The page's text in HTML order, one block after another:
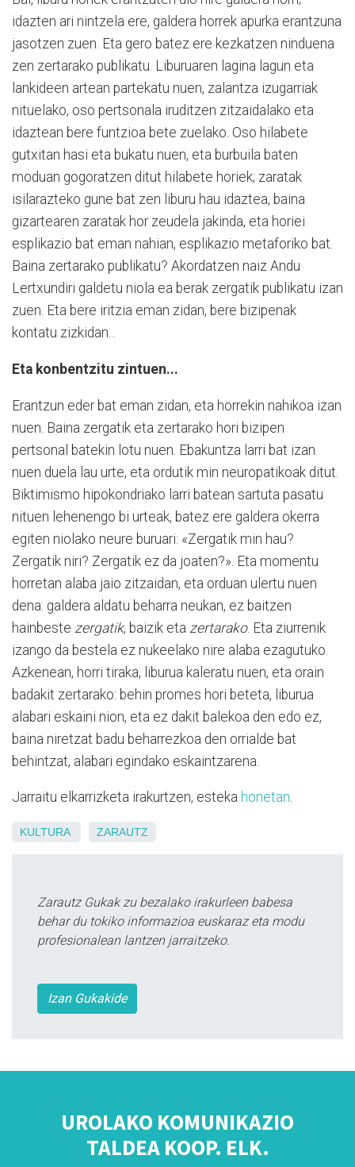
idazten ari nintzela ere, galdera horrek apurka erantzuna
jasotzen zuen. Eta gero batez ere kezkatzen ninduena
zen zertarako publikatu. Liburuaren lagina lagun eta
lankideen artean partekatu nuen, zalantza izugarriak
nituelako, oso pertsonala iruditzen zitzaidalako eta
idaztean bere funtzioa bete zuelako. Oso hilabete
gutxitan hasi eta bukatu nuen, eta burbuila baten
moduan gogoratzen ditut hilabete horiek; zaratak
isilarazteko gune bat zen liburu hau idaztea, baina
gizartearen zaratak hor zeudela jakinda, eta horiei
esplikazio bat eman nahian, esplikazio metaforiko bat.
Baina zertarako publikatu? Akordatzen naiz Andu
Lertxundiri galdetu niola ea berak zergatik publikatu izan
zuen. Eta bere iritzia eman zidan, bere bizipenak
kontatu zizkidan...
Eta konbentzitu zintuen...
Erantzun eder bat eman zidan, eta horrekin nahikoa izan
nuen. Baina zergatik eta zertarako hori bizipen
pertsonal batekin lotu nuen. Ebakuntza larri bat izan
nuen duela lau urte, eta ordutik min neuropatikoak ditut.
Biktimismo hipokondriako larri batean sartuta pasatu
nituen lehenengo bi urteak, batez ere galdera okerra
egiten niolako neure buruari: «Zergatik min hau?
Zergatik niri? Zergatik ez da joaten?». Eta momentu
horretan alaba jaio zitzaidan, eta orduan ulertu nuen
dena: galdera aldatu beharra neukan, ez baitzen
hainbeste zergatik, baizik eta zertarako. Eta ziurrenik
izango da bestela ez nukeelako nire alaba ezagutuko.
Azkenean, horri tiraka, liburua kaleratu nuen, eta orain
badakit zertarako: behin promes hori beteta, liburua
alabari eskaini nion, eta ez dakit balekoa den edo ez,
baina niretzat badu beharrezkoa den orrialde bat
behintzat, alabari egindako eskaintzarena.
Jarraitu elkarrizketa irakurtzen, esteka honetan.
KULTURA ZARAUTZ
Zarautz Gukak zu bezalako irakurleen babesa
behar du tokiko informazioa euskaraz eta modu
profesionalean lantzen jarraitzeko.
Izan Gukakide
UROLAKO KOMUNIKAZIO
TALDEA KOOP. ELK.